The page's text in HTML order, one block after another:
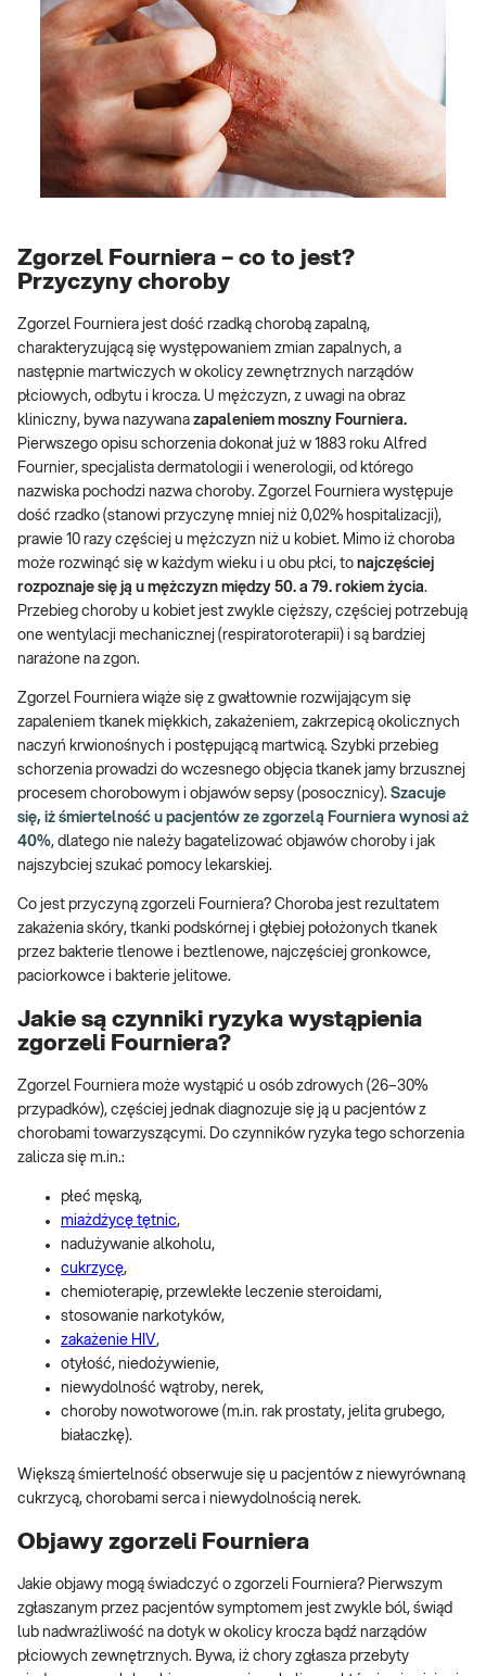
Zgorzel Fourniera – co to jest?
Przyczyny choroby
Zgorzel Fourniera jest dość rzadką chorobą zapalną,
charakteryzującą się występowaniem zmian zapalnych, a
następnie martwiczych w okolicy zewnętrznych narządów
płciowych, odbytu i krocza. U mężczyzn, z uwagi na obraz
kliniczny, bywa nazywana zapaleniem moszny Fourniera.
Pierwszego opisu schorzenia dokonał już w 1883 roku Alfred
Fournier, specjalista dermatologii i wenerologii, od którego
nazwiska pochodzi nazwa choroby. Zgorzel Fourniera występuje
dość rzadko (stanowi przyczynę mniej niż 0,02% hospitalizacji),
prawie 10 razy częściej u mężczyzn niż u kobiet. Mimo iż choroba
może rozwinąć się w każdym wieku i u obu płci, to najczęściej
rozpoznaje się ją u mężczyzn między 50. a 79. rokiem życia.
Przebieg choroby u kobiet jest zwykle cięższy, częściej potrzebują
one wentylacji mechanicznej (respiratoroterapii) i są bardziej
narażone na zgon.
Zgorzel Fourniera wiąże się z gwałtownie rozwijającym się
zapaleniem tkanek miękkich, zakażeniem, zakrzepicą okolicznych
naczyń krwionośnych i postępującą martwicą. Szybki przebieg
schorzenia prowadzi do wczesnego objęcia tkanek jamy brzusznej
procesem chorobowym i objawów sepsy (posocznicy). Szacuje
się, iż śmiertelność u pacjentów ze zgorzelą Fourniera wynosi aż
40%, dlatego nie należy bagatelizować objawów choroby i jak
najszybciej szukać pomocy lekarskiej.
Co jest przyczyną zgorzeli Fourniera? Choroba jest rezultatem
zakażenia skóry, tkanki podskórnej i głębiej położonych tkanek
przez bakterie tlenowe i beztlenowe, najczęściej gronkowce,
paciorkowce i bakterie jelitowe.
Jakie są czynniki ryzyka wystąpienia
zgorzeli Fourniera?
Zgorzel Fourniera może wystąpić u osób zdrowych (26–30%
przypadków), częściej jednak diagnozuje się ją u pacjentów z
chorobami towarzyszącymi. Do czynników ryzyka tego schorzenia
zalicza się m.in.:
płeć męską,
miażdżycę tętnic,
nadużywanie alkoholu,
cukrzycę,
chemioterapię, przewlekłe leczenie steroidami,
stosowanie narkotyków,
zakażenie HIV,
otyłość, niedożywienie,
niewydolność wątroby, nerek,
choroby nowotworowe (m.in. rak prostaty, jelita grubego,
białaczkę).
Większą śmiertelność obserwuje się u pacjentów z niewyrównaną
cukrzycą, chorobami serca i niewydolnością nerek.
Objawy zgorzeli Fourniera
Jakie objawy mogą świadczyć o zgorzeli Fourniera? Pierwszym
zgłaszanym przez pacjentów symptomem jest zwykle ból, świąd
lub nadwrażliwość na dotyk w okolicy krocza bądź narządów
płciowych zewnętrznych. Bywa, iż chory zgłasza przebyty